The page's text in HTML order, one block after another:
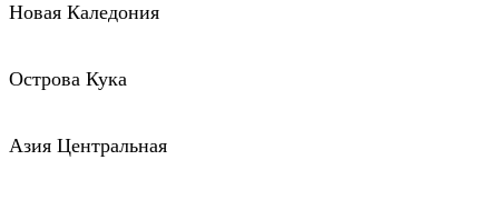
Новая Каледония
Острова Кука
Азия Центральная